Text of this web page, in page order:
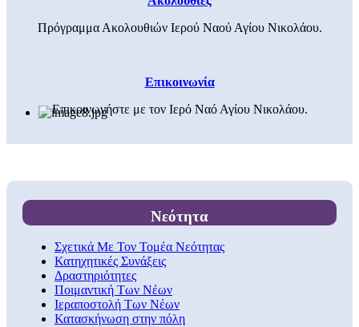
Πρόγραμμα Ακολουθιών Ιερού Ναού Αγίου Νικολάου.
Επικοινωνία
Επικοινωνήστε με τον Ιερό Ναό Αγίου Νικολάου.
Νεότητα
Σχετικά Με Τον Τομέα Νεότητας
Κατηχητικές Συνάξεις
Δραστηριότητες
Ποιμαντική Των Νέων
Ιεραποστολή Των Νέων
Κατασκήνωση στην πόλη